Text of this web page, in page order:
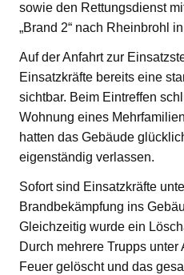
sowie den Rettungsdienst
„Brand 2“ nach Rheinbrohl
Auf der Anfahrt zur
Einsatzkräfte bereits eine
sichtbar. Beim Eintreffen
Wohnung eines
hatten das Gebäude
eigenständig verlassen.
Sofort sind Einsatzkräfte
Brandbekämpfung ins
Gleichzeitig wurde ein
Durch mehrere Trupps
Feuer gelöscht und das